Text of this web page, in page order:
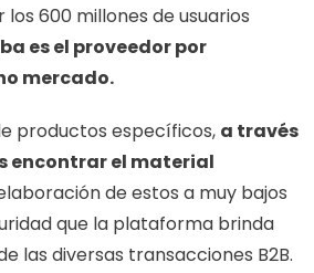
600 millones de usuarios
es el proveedor por
mercado.
productos específicos, a través
encontrar el material
de estos a muy bajos
que la plataforma brinda
las diversas transacciones B2B.